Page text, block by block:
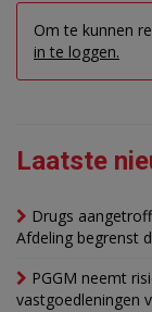
Om te kunnen
in te loggen.
Laatste
Drugs
Afdeling begrenst
PGGM neemt
vastgoedleningen